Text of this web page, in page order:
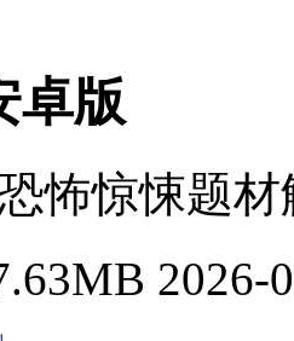
卓版
怖惊悚题
2026-